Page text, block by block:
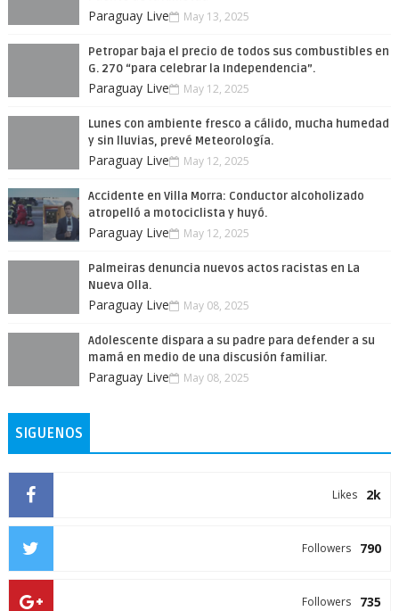
Paraguay Live May 13, 2025
Petropar baja el precio de todos sus combustibles en
G. 270 “para celebrar la Independencia”.
Paraguay Live May 12, 2025
Lunes con ambiente fresco a cálido, mucha humedad
y sin lluvias, prevé Meteorología.
Paraguay Live May 12, 2025
Accidente en Villa Morra: Conductor alcoholizado
atropelló a motociclista y huyó.
Paraguay Live May 12, 2025
Palmeiras denuncia nuevos actos racistas en La
Nueva Olla.
Paraguay Live May 08, 2025
Adolescente dispara a su padre para defender a su
mamá en medio de una discusión familiar.
Paraguay Live May 08, 2025
SIGUENOS
2k
Likes
790
Followers
735
Followers